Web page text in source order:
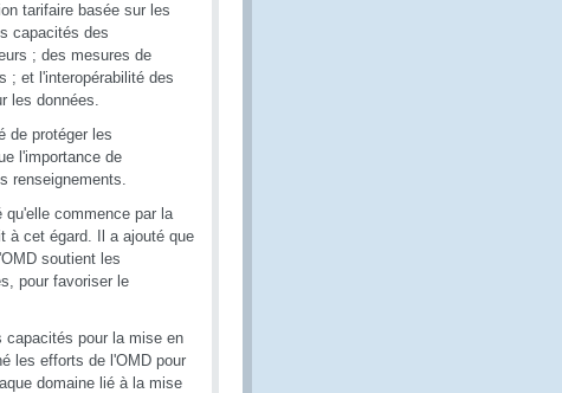
tarifaire basée sur les
capacités des
; des mesures de
; et l'interopérabilité des
les données.
de protéger les
l'importance de
renseignements.
qu'elle commence par la
à cet égard. Il a ajouté que
soutient les
pour favoriser le
capacités pour la mise en
les efforts de l'OMD pour
domaine lié à la mise